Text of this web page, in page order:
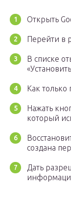
Открыть
Перейти в
В списке
Как только
Нажать
который
создана
Дать